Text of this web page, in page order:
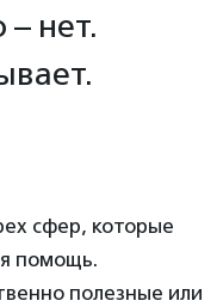
– нет.
сфер, которые
помощь.
полезные или